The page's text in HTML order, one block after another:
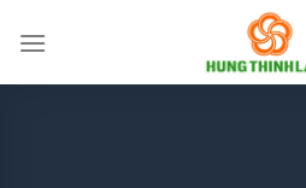
qua